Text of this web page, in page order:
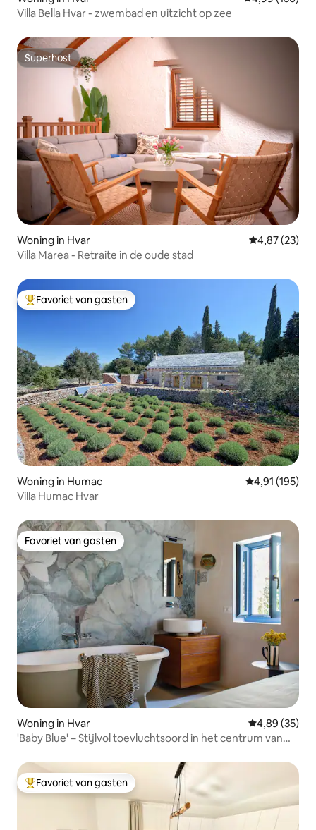
Villa Bella Hvar - zwembad en uitzicht op zee
Superhost
Superhost
Woning in Hvar Gemiddelde
4,87 (23)
Villa Marea - Retraite in de oude stad
Topfavoriet van gasten
Favoriet van gasten
Woning in Humac Gemiddelde
4,91 (195)
Villa Humac Hvar
Favoriet van gasten
Favoriet van gasten
Woning in Hvar Gemiddelde
4,89 (35)
'Baby Blue' – Stijlvol toevluchtsoord in het centrum van
Topfavoriet van gasten
Favoriet van gasten